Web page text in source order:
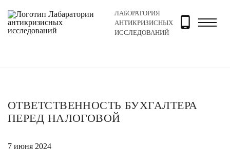
ЛАБОРАТОРИЯ
АНТИКРИЗИСНЫХ
ИССЛЕДОВАНИЙ
Главная Новости и блог Блог Ответственность
ОТВЕТСТВЕННОСТЬ БУХГАЛТЕРА
ПЕРЕД НАЛОГОВОЙ
7 июня 2024